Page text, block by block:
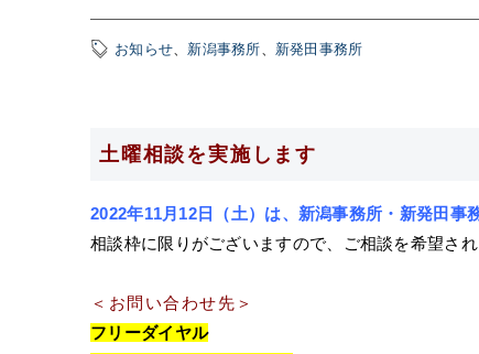
お知らせ、 新潟事務所、 新発田事務所
土曜相談を実施します
2022年11月12 日 （土）は、新潟事務所・新発田事
相談枠に限りがございますので、ご相談を希望さ
＜お問い合わせ先＞
フリーダイヤル